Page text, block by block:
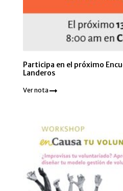
Participa en el próximo
Landeros
Ver nota